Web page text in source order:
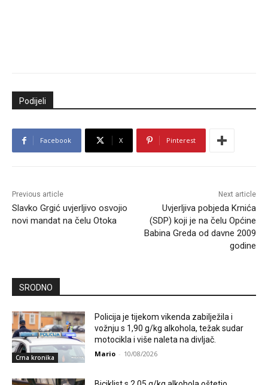
Podijeli
Facebook X Pinterest
Previous article
Slavko Grgić uvjerljivo osvojio
novi mandat na čelu Otoka
Next article
Uvjerljiva pobjeda Krnića
(SDP) koji je na čelu Općine
Babina Greda od davne 2009
godine
SRODNO
Crna kronika
Policija je tijekom vikenda zabilježila i
vožnju s 1,90 g/kg alkohola, težak sudar
motocikla i više naleta na divljač.
Mario - 10/08/2026